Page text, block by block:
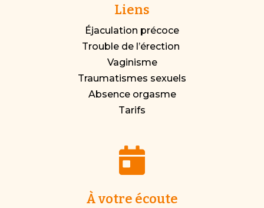
Liens
Éjaculation précoce
Trouble de l’érection
Vaginisme
Traumatismes sexuels
Absence orgasme
Tarifs

À votre écoute